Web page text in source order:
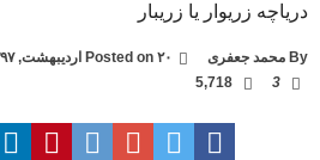
دریاچه زریوار یا زریبار
By محمد جعفری Posted on ۲۰ اردیبهشت, ۱۳۹۷
3